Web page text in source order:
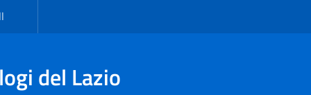
del Lazio